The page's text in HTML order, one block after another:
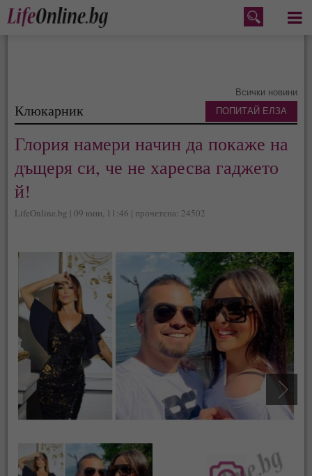
Меню
Всички новини
Клюкарник
Глория намери начин да покаже на
дъщеря си, че не харесва гаджето
й!
LifeOnline.bg | 09 юни, 11:46 | прочетена: 24502
ПОПИТАЙ ЕЛЗА